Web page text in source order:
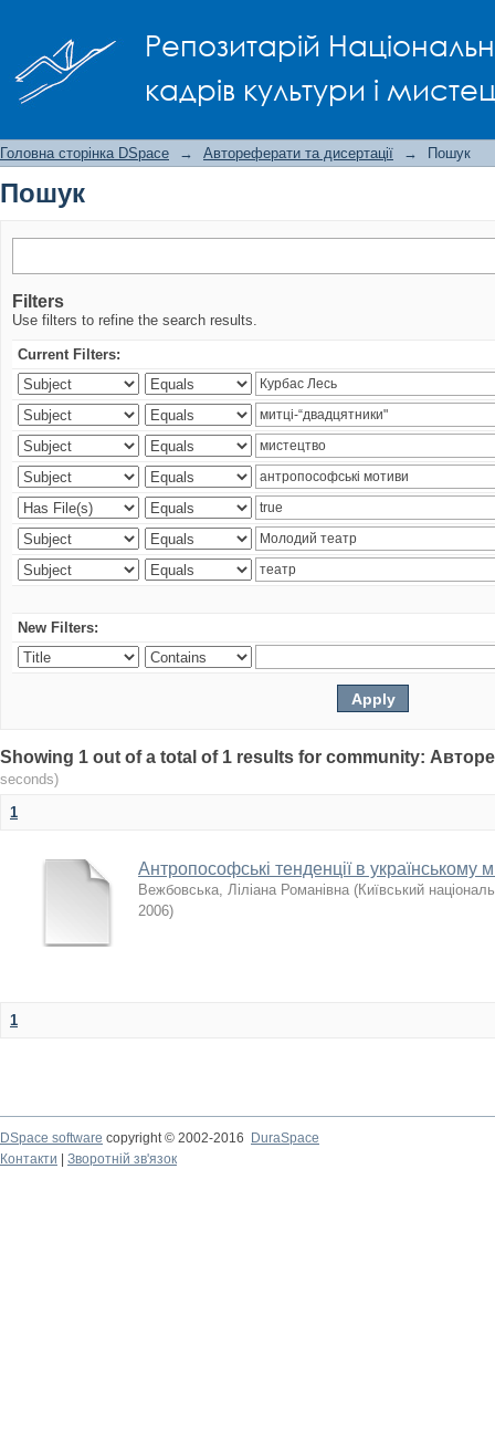
Репозитарій
кадрів культури і
Головна сторінка DSpace → Автореферати та дисертації → Пошук
Пошук
Filters
Use filters to refine the search results.
Current Filters:
New Filters:
Showing 1 out of a total of 1 results for community:
seconds)
1
Антропософські тенденції в українському
Вежбовська, Ліліана Романівна (Київський
2006)
1
DSpace software copyright © 2002-2016
DuraSpace
Контакти
Зворотній зв'язок